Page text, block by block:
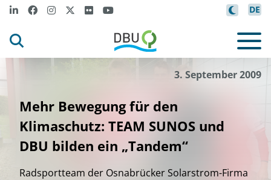
DE
3. September 2009
Mehr Bewegung für den
Klimaschutz: TEAM SUNOS und
DBU bilden ein „Tandem“
Radsportteam der Osnabrücker Solarstrom-Firma